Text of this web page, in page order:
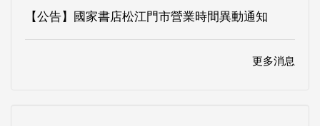
【公告】國家書店松江門市營業時間異動通知
更多消息